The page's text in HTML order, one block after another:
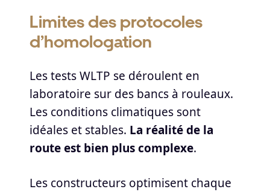
Limites des protocoles
d’homologation
Les tests WLTP se déroulent en
laboratoire sur des bancs à rouleaux.
Les conditions climatiques sont
idéales et stables. La réalité de la
route est bien plus complexe.
Les constructeurs optimisent chaque